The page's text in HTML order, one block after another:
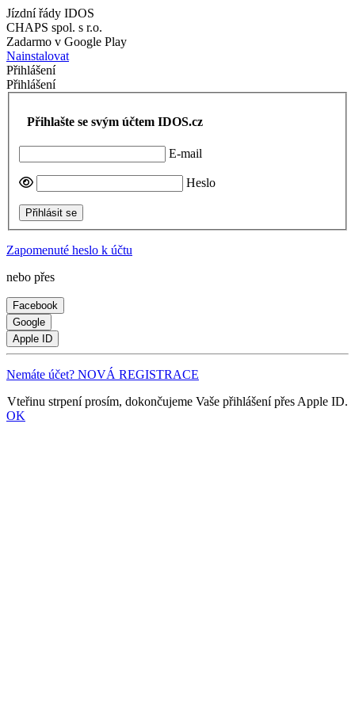
Jízdní řády IDOS
CHAPS spol. s r.o.
Zadarmo v Google Play
Nainstalovat
Přihlášení
Přihlášení
Přihlašte se svým účtem IDOS.cz
E-mail
Heslo
Přihlásit se
Zapomenuté heslo k účtu
nebo přes
Facebook
Google
Apple ID
Nemáte účet? NOVÁ REGISTRACE
Vteřinu strpení prosím, dokončujeme Vaše přihlášení přes Apple ID.
OK